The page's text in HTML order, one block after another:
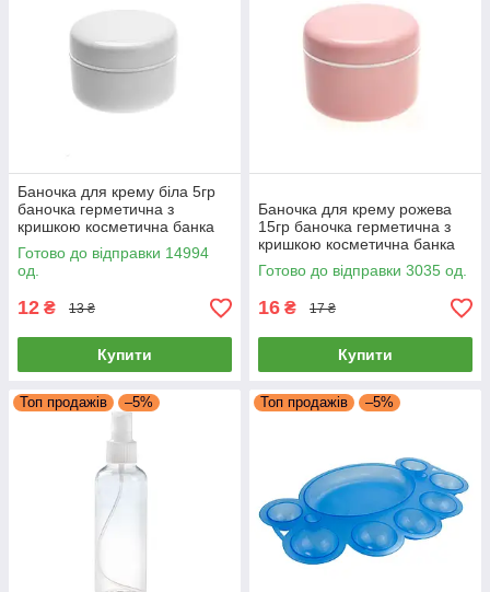
Баночка для крему біла 5гр
баночка герметична з
кришкою косметична банка
пластикова креманка 5 мл
Готово до відправки 14994
од.
12 ₴ 13 ₴
Купити
Баночка для крему рожева
15гр баночка герметична з
кришкою косметична банка
пластикова креманка 15 мл
Готово до відправки 3035 од.
16 ₴ 17 ₴
Купити
Топ продажів –5% Топ продажів –5%